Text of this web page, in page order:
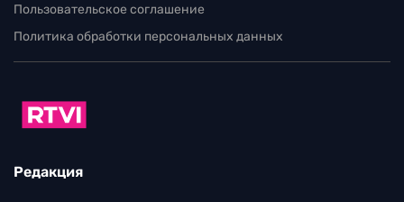
Пользовательское соглашение
Политика обработки персональных данных
Редакция